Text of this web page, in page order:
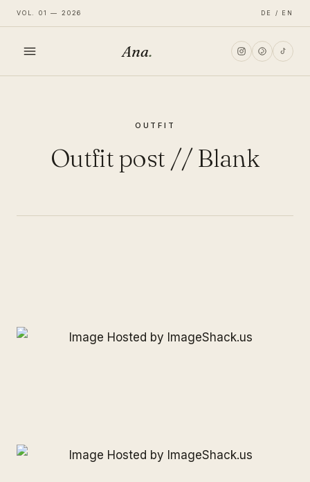
VOL. 01 — 2026 DE / EN
Ana.
OUTFIT
Outfit post // Blank